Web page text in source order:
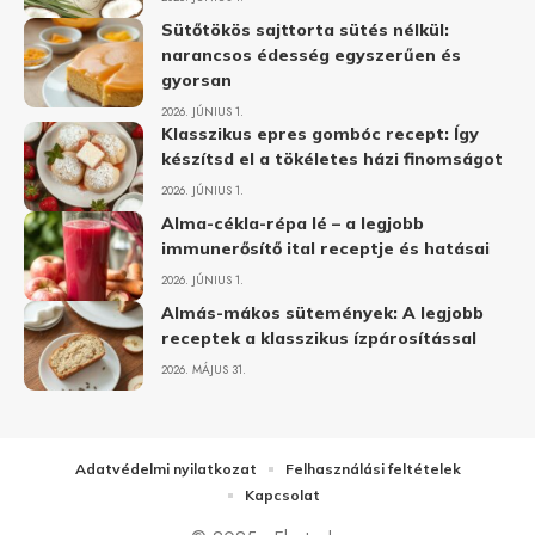
Sütőtökös sajttorta sütés nélkül:
narancsos édesség egyszerűen és
gyorsan
2026. JÚNIUS 1.
Klasszikus epres gombóc recept: Így
készítsd el a tökéletes házi finomságot
2026. JÚNIUS 1.
Alma-cékla-répa lé – a legjobb
immunerősítő ital receptje és hatásai
2026. JÚNIUS 1.
Almás-mákos sütemények: A legjobb
receptek a klasszikus ízpárosítással
2026. MÁJUS 31.
Adatvédelmi nyilatkozat
Felhasználási feltételek
Kapcsolat